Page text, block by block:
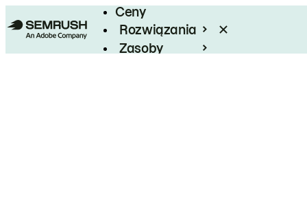
Ceny
Rozwiązania
Zasoby